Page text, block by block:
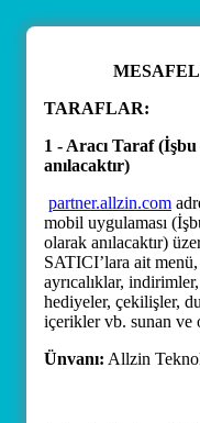
TARAFLAR:
1 - Aracı Taraf
anılacaktır)
partner.allzin.com
mobil uygulaması
olarak anılacaktır)
SATICI’lara ait
ayrıcalıklar,
hediyeler, çekilişler,
içerikler vb. sunan ve
Ünvanı: Allzin